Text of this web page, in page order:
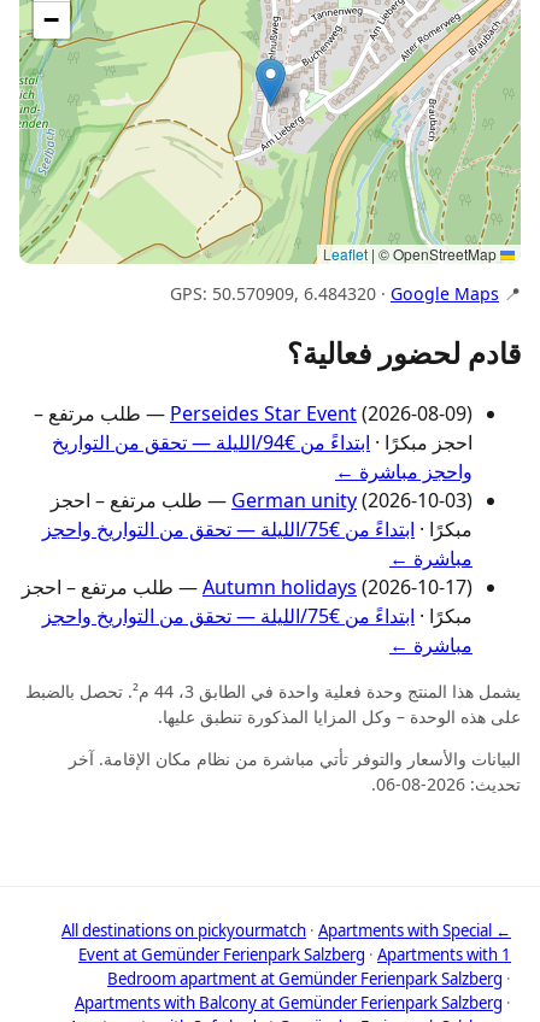
−
| © OpenStreetMap
📍 GPS: 50.570909, 6.484320 ·
Google Maps
قادم لحضور فعالية؟
Perseides Star Event (2026-08-09) — طلب مرتفع –
احجز مبكرًا ·
ابتداءً من €94/الليلة — تحقق من التواريخ
واحجز مباشرة ←
German unity (2026-10-03) — طلب مرتفع – احجز
مبكرًا ·
ابتداءً من €75/الليلة — تحقق من التواريخ واحجز
مباشرة ←
Autumn holidays(2026-10-17) — طلب مرتفع – احجز
مبكرًا ·
ابتداءً من €75/الليلة — تحقق من التواريخ واحجز
مباشرة ←
يشمل هذا المنتج وحدة فعلية واحدة في الطابق 3، 44 م². تحصل بالضبط
على هذه الوحدة – وكل المزايا المذكورة تنطبق عليها.
البيانات والأسعار والتوفر تأتي مباشرة من نظام مكان الإقامة. آخر
تحديث: 2026-08-06.
← All destinations on pickyourmatch
· Apartments with Special
Event at Gemünder Ferienpark Salzberg · Apartments with 1
Bedroom apartment at Gemünder Ferienpark Salzberg ·
Apartments with Balcony at Gemünder Ferienpark Salzberg ·